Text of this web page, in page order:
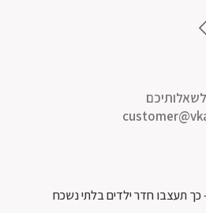
כך תעצבו חדר ילדים בלתי נשכח